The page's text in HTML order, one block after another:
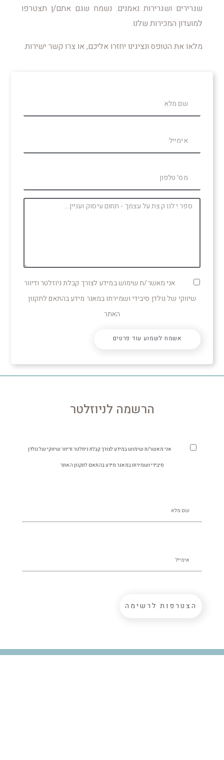
שגרירים ושגרירות נאמנים. נשמח שגם אתם/ן תצטרפו
למועדון המכירות שלנו.
מלאו את הטופס ונציגינו יחזרו אליכם, או צרו קשר ישירות.
אני מאשר/ת שימוש במידע לצורך קבלת ניוזלטר ודיוור
שיווקי של גולדן סיבידי ושמירתו במאגר מידע בהתאם לתקנון
האתר
אשמח לשמוע עוד פרטים
הרשמה לניוזלטר
אני מאשר/ת שימוש במידע לצורך קבלת ניוזלטר ודיוור שיווקי של גולדן
סיבידי ושמירתו במאגר מידע בהתאם לתקנון האתר
הצטרפות לרשימה